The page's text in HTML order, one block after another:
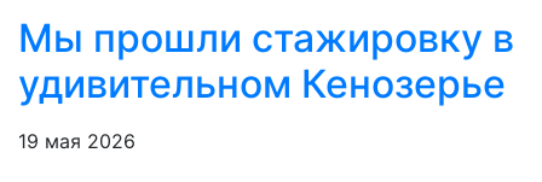
Мы прошли стажировку в
удивительном Кенозерье
19 мая 2026